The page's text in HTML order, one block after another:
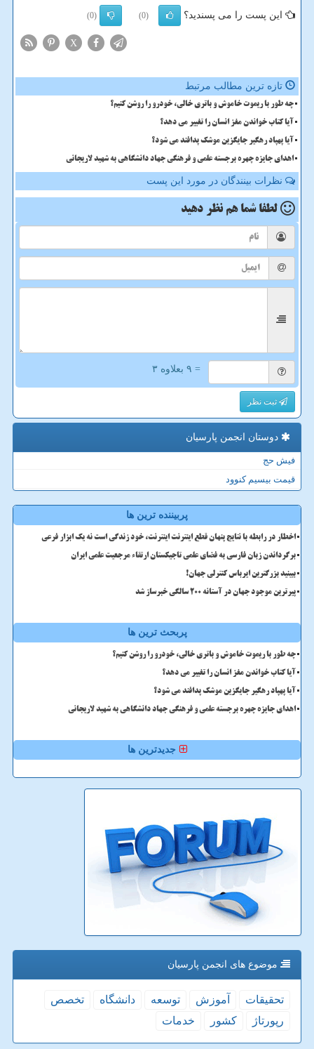
این پست را می پسندید؟ (0)
(0)
X
تازه ترین مطالب مرتبط
چه طور با ریموت خاموش و باتری خالی، خودرو را روشن کنیم؟
آیا کتاب خواندن مغز انسان را تغییر می دهد؟
آیا پهپاد رهگیر جایگزین موشک پدافند می شود؟
اهدای جایزه چهره برجسته علمی و فرهنگی جهاد دانشگاهی به شهید لاریجانی
نظرات بینندگان در مورد این پست
لطفا شما هم نظر دهید
= ۹ بعلاوه ۳
ثبت نظر
دوستان انجمن پارسیان
فیش حج
قیمت بیسیم کنوود
پربیننده ترین ها
اخطار در رابطه با نتایج پنهان قطع اینترنت اینترنت، خود زندگی است نه یک ابزار فرعی
برگرداندن زبان فارسی به فضای علمی تاجیکستان ارتقاء مرجعیت علمی ایران
ببینید بزرگترین ایرباس کنترلی جهان!
پیرترین موجود جهان در آستانه ۲۰۰ سالگی خبرساز شد
پربحث ترین ها
چه طور با ریموت خاموش و باتری خالی، خودرو را روشن کنیم؟
آیا کتاب خواندن مغز انسان را تغییر می دهد؟
آیا پهپاد رهگیر جایگزین موشک پدافند می شود؟
اهدای جایزه چهره برجسته علمی و فرهنگی جهاد دانشگاهی به شهید لاریجانی
جدیدترین ها
موضوع های انجمن پارسیان
تحقیقات آموزش توسعه دانشگاه
تخصص
رپورتاژ
كشور خدمات